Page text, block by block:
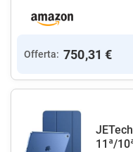
Offerta: 750,31 €
11ª/